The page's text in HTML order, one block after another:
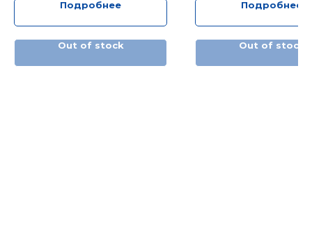
Подробнее
Out of stock
Подробнее
Out of stock